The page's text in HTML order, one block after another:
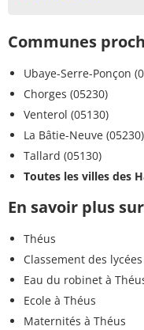
Communes
Ubaye-Serre-Ponçon
Chorges (05230)
Venterol (05130)
La Bâtie-Neuve (05230)
Tallard (05130)
Toutes les villes des
En savoir plus
Théus
Classement des
Eau du robinet à
Ecole à Théus
Maternités à Théus